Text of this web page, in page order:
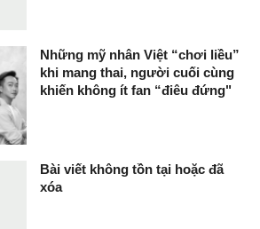
Những mỹ nhân Việt “chơi liều”
khi mang thai, người cuối cùng
khiến không ít fan “điêu đứng"
Bài viết không tồn tại hoặc đã
xóa